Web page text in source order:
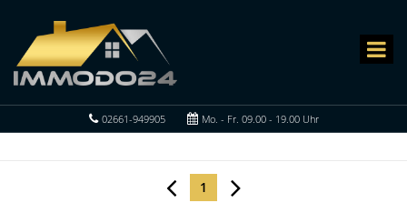
02661-949905 Mo. - Fr. 09.00 - 19.00 Uhr
1